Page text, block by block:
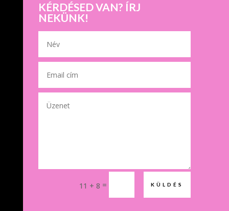
KÉRDÉSED VAN? ÍRJ
NEKÜNK!
11 + 8 = KÜLDÉS